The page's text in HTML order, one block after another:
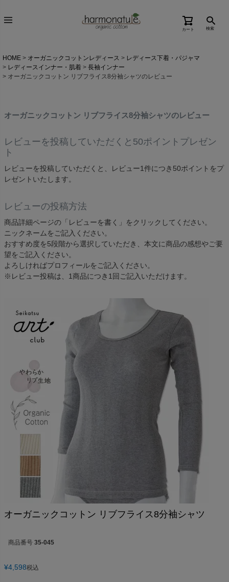
カート 検索
HOME オーガニックコットンレディース
レディース下着・パジャマ
レディースインナー・肌着
長袖インナー
オーガニックコットン リブフライス8分袖シャツのレビュー
オーガニックコットン リブフライス8分袖シャツのレビュー
レビューを投稿していただくと50ポイントプレゼン
ト
レビューを投稿していただくと、レビュー1件につき50ポイントをプ
レゼントいたします。
レビューの投稿方法
商品詳細ページの「レビューを書く」をクリックしてください。
ニックネームをご記入ください。
おすすめ度を5段階から選択していただき、本文に商品の感想やご要
望をご記入ください。
よろしければプロフィールをご記入ください。
※レビュー投稿は、1商品につき1回ご記入いただけます。
オーガニックコットン リブフライス8分袖シャツ
商品番号 35-045
¥4,598税込